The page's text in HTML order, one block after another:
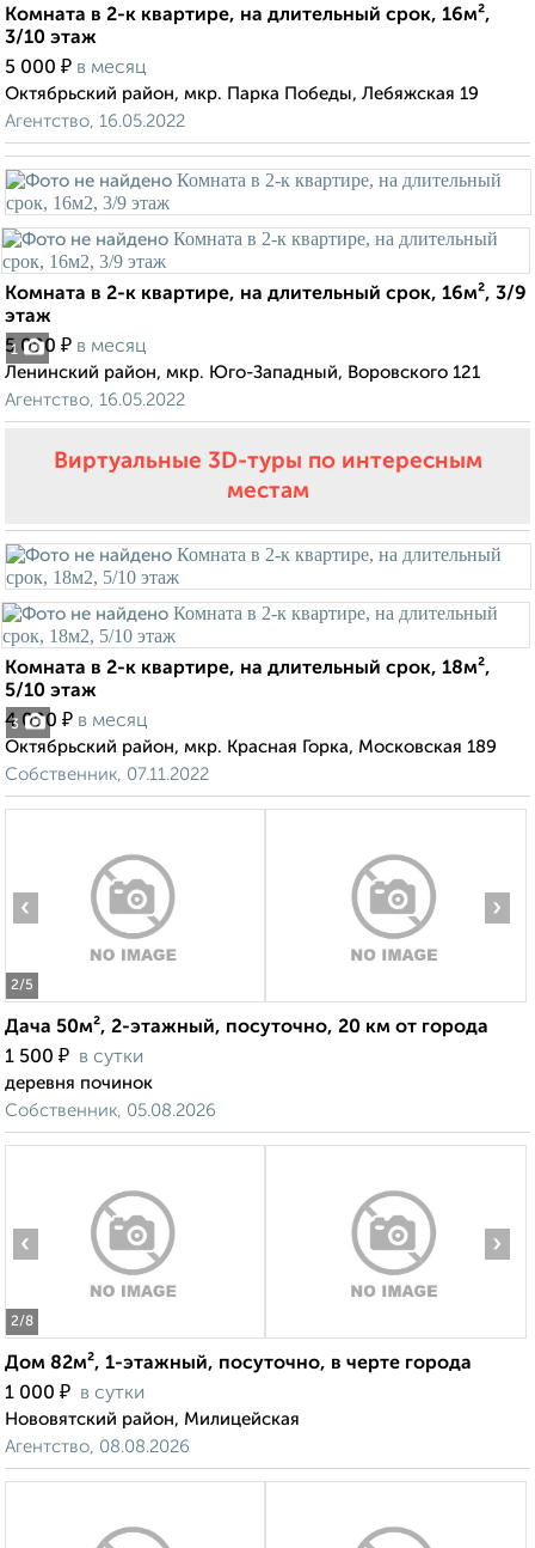
Комната в 2-к квартире, на длительный срок, 16м²,
3/10 этаж
5 000 ₽ в месяц
Октябрьский район, мкр. Парка Победы, Лебяжская 19
Агентство, 16.05.2022
1
Комната в 2-к квартире, на длительный срок, 16м², 3/9
этаж
5 000 ₽ в месяц
Ленинский район, мкр. Юго-Западный, Воровского 121
Агентство, 16.05.2022
Виртуальные 3D-туры по интересным
местам
3
Комната в 2-к квартире, на длительный срок, 18м²,
5/10 этаж
4 000 ₽ в месяц
Октябрьский район, мкр. Красная Горка, Московская 189
Собственник, 07.11.2022
2/5
‹ ›
Дача 50м², 2-этажный, посуточно, 20 км от города
1 500 ₽ в сутки
деревня починок
Собственник, 05.08.2026
2/8
‹ ›
Дом 82м², 1-этажный, посуточно, в черте города
1 000 ₽ в сутки
Нововятский район, Милицейская
Агентство, 08.08.2026